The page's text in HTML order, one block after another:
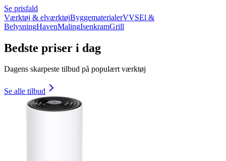
Se prisfald
Værktøj & elværktøjByggematerialerVVSEl &
BelysningHavenMalingIsenkramGrill
Bedste priser i dag
Dagens skarpeste tilbud på populært værktøj
Se alle tilbud